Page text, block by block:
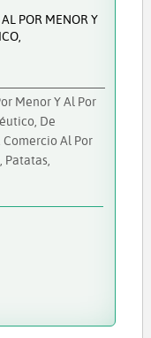
POR MENOR Y
Menor Y Al Por
De
Al Por
Patatas,